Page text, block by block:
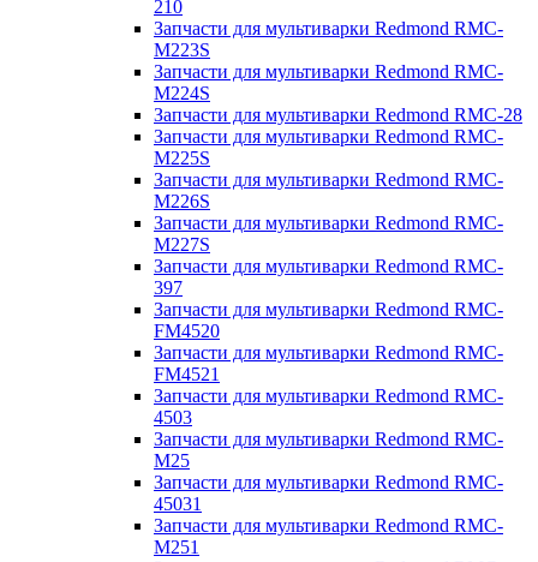
210
Запчасти для мультиварки Redmond RMC-
M223S
Запчасти для мультиварки Redmond RMC-
M224S
Запчасти для мультиварки Redmond RMC-28
Запчасти для мультиварки Redmond RMC-
M225S
Запчасти для мультиварки Redmond RMC-
M226S
Запчасти для мультиварки Redmond RMC-
M227S
Запчасти для мультиварки Redmond RMC-
397
Запчасти для мультиварки Redmond RMC-
FM4520
Запчасти для мультиварки Redmond RMC-
FM4521
Запчасти для мультиварки Redmond RMC-
4503
Запчасти для мультиварки Redmond RMC-
M25
Запчасти для мультиварки Redmond RMC-
45031
Запчасти для мультиварки Redmond RMC-
M251